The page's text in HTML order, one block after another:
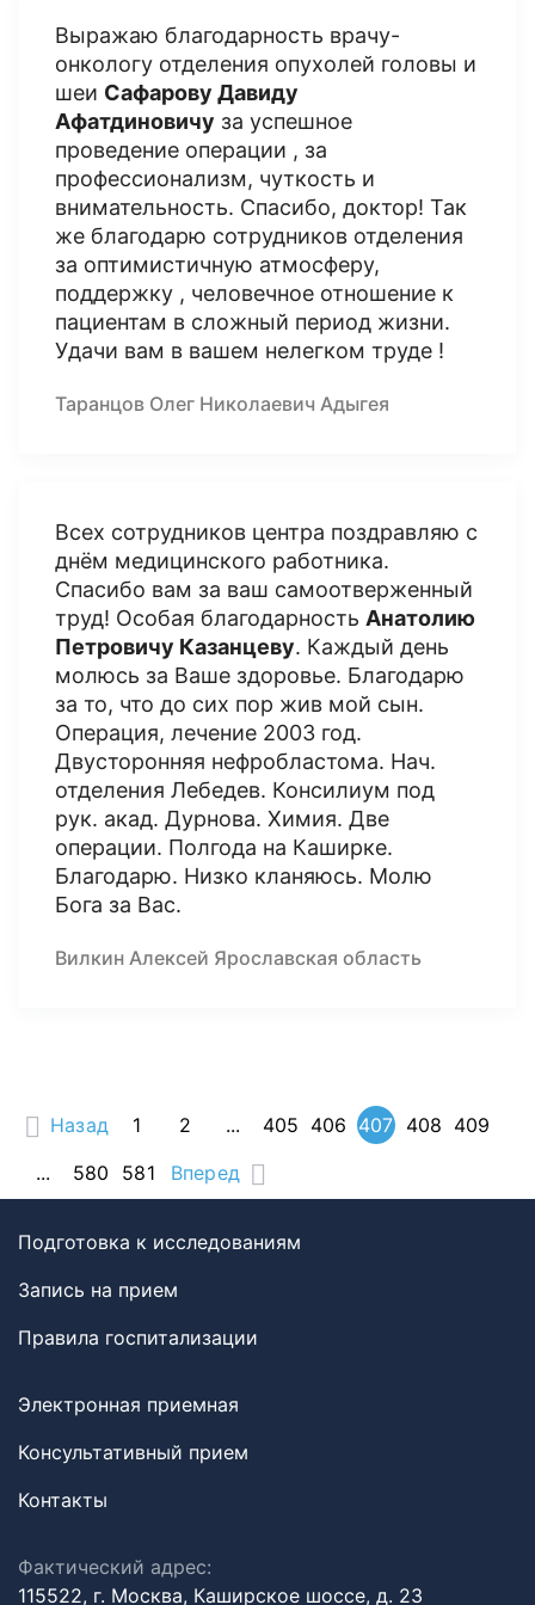
Выражаю благодарность врачу-
онкологу отделения опухолей головы и
шеи Сафарову Давиду
Афатдиновичу за успешное
проведение операции , за
профессионализм, чуткость и
внимательность. Спасибо, доктор! Так
же благодарю сотрудников отделения
за оптимистичную атмосферу,
поддержку , человечное отношение к
пациентам в сложный период жизни.
Удачи вам в вашем нелегком труде !
Таранцов Олег Николаевич Адыгея
Всех сотрудников центра поздравляю с
днём медицинского работника.
Спасибо вам за ваш самоотверженный
труд! Особая благодарность Анатолию
Петровичу Казанцеву. Каждый день
молюсь за Ваше здоровье. Благодарю
за то, что до сих пор жив мой сын.
Операция, лечение 2003 год.
Двусторонняя нефробластома. Нач.
отделения Лебедев. Консилиум под
рук. акад. Дурнова. Химия. Две
операции. Полгода на Каширке.
Благодарю. Низко кланяюсь. Молю
Бога за Вас.
Вилкин Алексей Ярославская область
Назад 1 2 ... 405 406 407 408 409
...
580 581 Вперед
Подготовка к исследованиям
Запись на прием
Правила госпитализации
Электронная приемная
Консультативный прием
Контакты
Фактический адрес:
115522, г. Москва, Каширское шоссе, д. 23